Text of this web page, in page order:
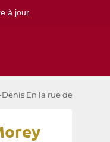
à jour.
En la rue de Vergy 2011